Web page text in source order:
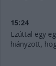
15:24
Ezúttal egy
hiányzott,